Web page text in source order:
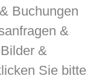
Buchungen
&
&
Sie bitte